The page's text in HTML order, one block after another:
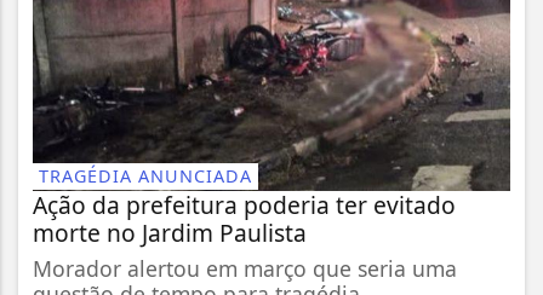
TRAGÉDIA ANUNCIADA
Ação da prefeitura poderia ter evitado
morte no Jardim Paulista
Morador alertou em março que seria uma